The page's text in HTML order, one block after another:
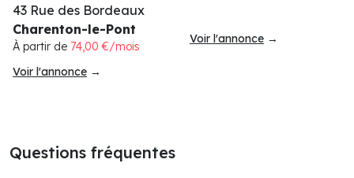
43 Rue des Bordeaux
Charenton-le-Pont
À partir de 74,00 €/mois
Voir l'annonce →
Voir l'annonce →
Questions fréquentes